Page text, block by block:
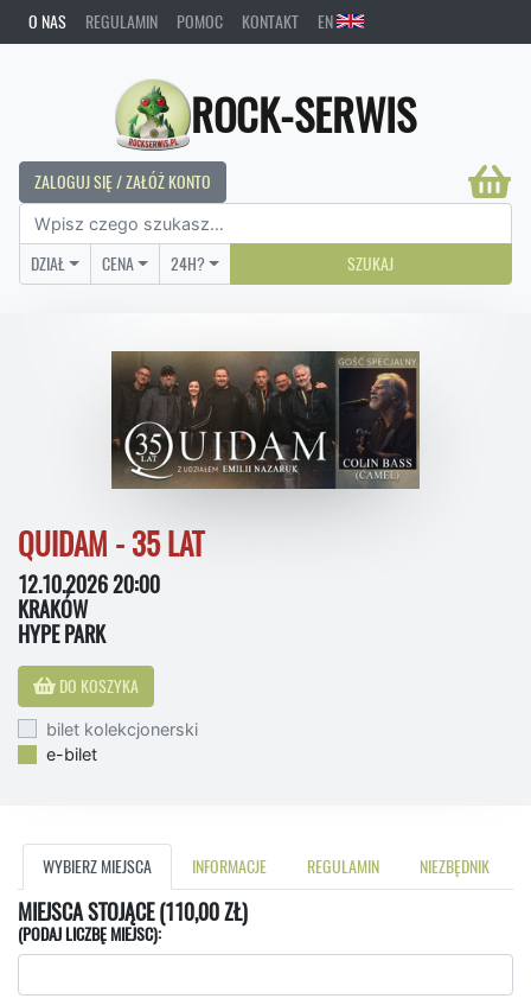
O NAS REGULAMIN POMOC KONTAKT EN
ROCK-SERWIS
ZALOGUJ SIĘ / ZAŁÓŻ KONTO
DZIAŁ CENA 24H? SZUKAJ
QUIDAM - 35 LAT
12.10.2026 20:00
KRAKÓW
HYPE PARK
DO KOSZYKA
bilet kolekcjonerski
e-bilet
WYBIERZ MIEJSCA INFORMACJE REGULAMIN NIEZBĘDNIK
MIEJSCA STOJĄCE (110,00 ZŁ)
(PODAJ LICZBĘ MIEJSC):